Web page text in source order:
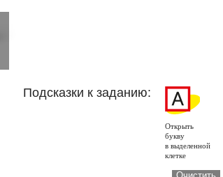
Подсказки к заданию:
Открыть
букву
в выделенной
клетке